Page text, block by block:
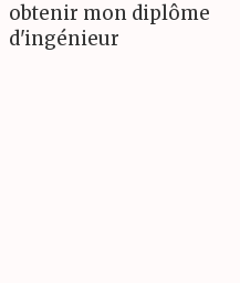
obtenir mon diplôme
d'ingénieur